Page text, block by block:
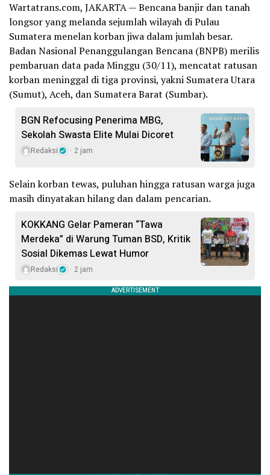
Wartatrans.com, JAKARTA — Bencana banjir dan tanah
longsor yang melanda sejumlah wilayah di Pulau
Sumatera menelan korban jiwa dalam jumlah besar.
Badan Nasional Penanggulangan Bencana (BNPB) merilis
pembaruan data pada Minggu (30/11), mencatat ratusan
korban meninggal di tiga provinsi, yakni Sumatera Utara
(Sumut), Aceh, dan Sumatera Barat (Sumbar).
BGN Refocusing Penerima MBG,
Sekolah Swasta Elite Mulai Dicoret
Redaksi 2 jam
Selain korban tewas, puluhan hingga ratusan warga juga
masih dinyatakan hilang dan dalam pencarian.
KOKKANG Gelar Pameran “Tawa
Merdeka” di Warung Tuman BSD, Kritik
Sosial Dikemas Lewat Humor
Redaksi 2 jam